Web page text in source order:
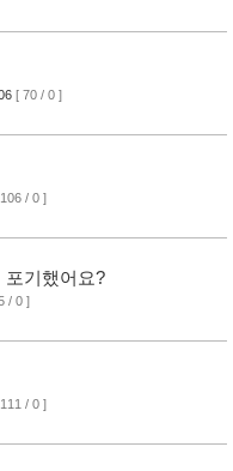
[ 70 / 0 ]
/ 0 ]
포기했어요?
/ 0 ]
/ 0 ]